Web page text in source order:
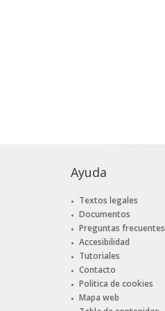
Ayuda
Textos legales
Documentos
Preguntas frecuentes
Accesibilidad
Tutoriales
Contacto
Politica de cookies
Mapa web